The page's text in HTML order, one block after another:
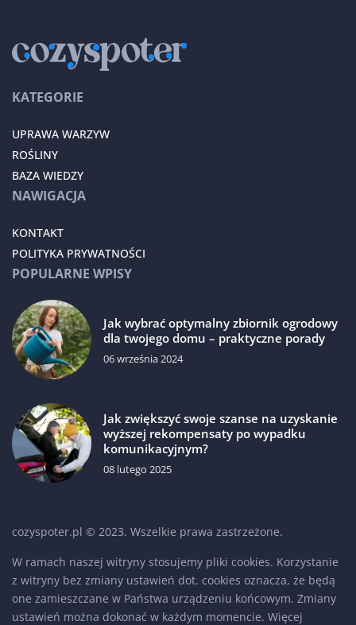
KATEGORIE
UPRAWA WARZYW
ROŚLINY
BAZA WIEDZY
NAWIGACJA
KONTAKT
POLITYKA PRYWATNOŚCI
POPULARNE WPISY
Jak wybrać optymalny zbiornik ogrodowy
dla twojego domu – praktyczne porady
06 września 2024
Jak zwiększyć swoje szanse na uzyskanie
wyższej rekompensaty po wypadku
komunikacyjnym?
08 lutego 2025
cozyspoter.pl © 2023. Wszelkie prawa zastrzeżone.
W ramach naszej witryny stosujemy pliki cookies. Korzystanie
z witryny bez zmiany ustawień dot. cookies oznacza, że będą
one zamieszczane w Państwa urządzeniu końcowym. Zmiany
ustawień można dokonać w każdym momencie. Więcej